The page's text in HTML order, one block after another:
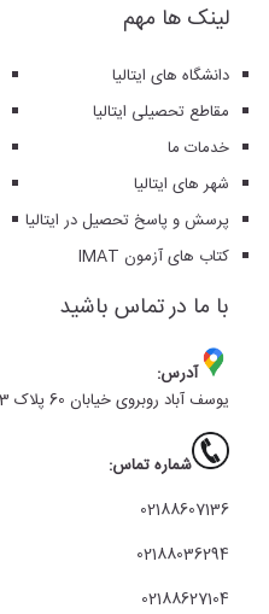
لینک ها مهم
دانشگاه های ایتالیا
مقاطع تحصیلی ایتالیا
خدمات ما
شهر های ایتالیا
پرسش و پاسخ تحصیل در ایتالیا
کتاب های آزمون IMAT
با ما در تماس باشید
آدرس:
یوسف آباد روبروی خیابان 60 پلاک 453 واحد 5طبقه دوم
شماره تماس:
02188607136
02188036294
02188627104